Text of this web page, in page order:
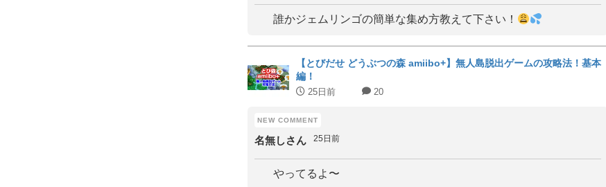
誰かジェムリンゴの簡単な集め方教えて下さい！
【とびだせ どうぶつの森 amiibo+】無人島脱出ゲームの攻略法！基本
編！
25日前 20
名無しさん 25日前
やってるよ〜